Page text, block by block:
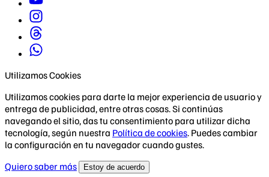
Utilizamos Cookies
Utilizamos cookies para darte la mejor experiencia de usuario y
entrega de publicidad, entre otras cosas. Si continúas
navegando el sitio, das tu consentimiento para utilizar dicha
tecnología, según nuestra Política de cookies. Puedes cambiar
la configuración en tu navegador cuando gustes.
Quiero saber más
Estoy de acuerdo